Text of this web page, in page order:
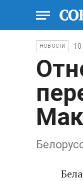
НОВОСТИ 10